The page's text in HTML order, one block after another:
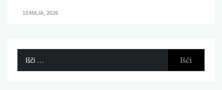
10 MAJA, 2026